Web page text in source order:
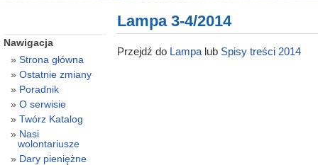
Lampa 3-4/2014
Przejdź do Lampalub Spisy treści 2014
Nawigacja
Strona główna
Ostatnie zmiany
Poradnik
O serwisie
Twórz Katalog
Nasi
wolontariusze
Dary pieniężne